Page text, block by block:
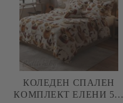
КОЛЕДЕН СПАЛЕН
КОМПЛЕКТ ЕЛЕНИ 5Д,